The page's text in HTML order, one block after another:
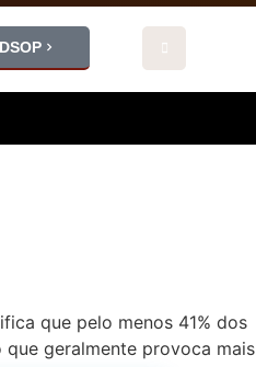
que pelo menos 41% dos
geralmente provoca mais